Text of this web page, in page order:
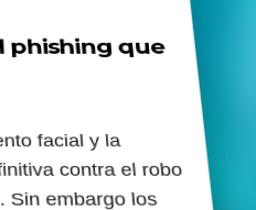
phishing que
facial y la
contra el robo
Sin embargo los